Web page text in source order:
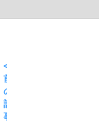
<
前
の
記
事